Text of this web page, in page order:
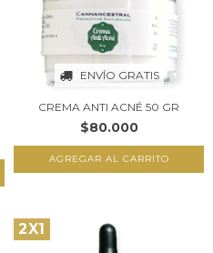
ENVÍO GRATIS
CREMA ANTI ACNÉ 50 GR
$80.000
2X1